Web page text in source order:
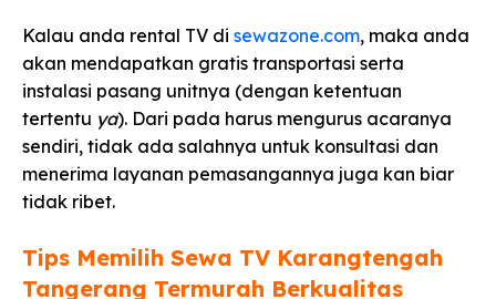
Kalau anda rental TV di sewazone.com, maka anda
akan mendapatkan gratis transportasi serta
instalasi pasang unitnya (dengan ketentuan
tertentu ya). Dari pada harus mengurus acaranya
sendiri, tidak ada salahnya untuk konsultasi dan
menerima layanan pemasangannya juga kan biar
tidak ribet.
Tips Memilih Sewa TV Karangtengah
Tangerang Termurah Berkualitas​